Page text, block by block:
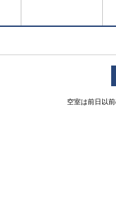
空室は前日以